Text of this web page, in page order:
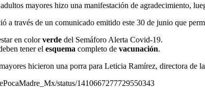
mayores hizo una manifestación de agradecimiento,
a través de un comunicado emitido este 30 de junio que
en colorverde del Semáforo Alerta Covid-19.
tener el esquema completo de vacunación.
hicieron una porra para Leticia Ramírez, directora
status/1410667277729550343